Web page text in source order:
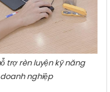
trợ rèn luyện kỹ năng
nghiệp